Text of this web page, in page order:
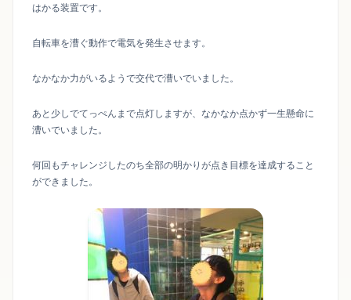
はかる装置です。
自転車を漕ぐ動作で電気を発生させます。
なかなか力がいるようで交代で漕いでいました。
あと少しでてっぺんまで点灯しますが、なかなか点かず一生懸命に
漕いでいました。
何回もチャレンジしたのち全部の明かりが点き目標を達成すること
ができました。